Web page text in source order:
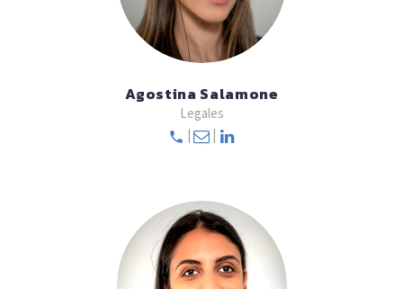
Agostina Salamone
Legales
|
|